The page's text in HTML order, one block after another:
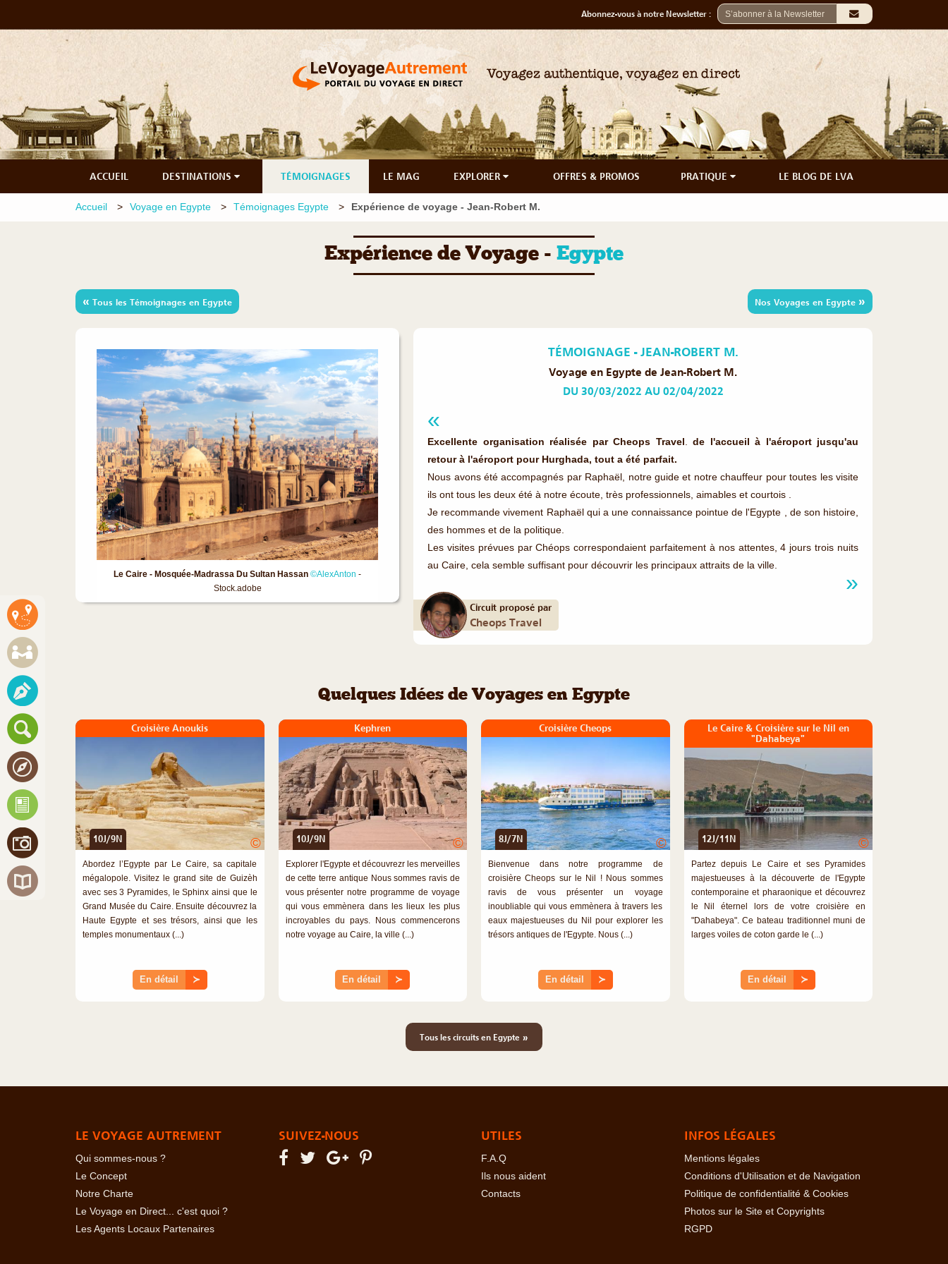
Abonnez-vous à notre Newsletter :
ACCUEIL DESTINATIONS TÉMOIGNAGES LE MAG EXPLORER OFFRES & PROMOS PRATIQUE LE BLOG DE LVA
Accueil Voyage en Egypte Témoignages Egypte Expérience de voyage - Jean-Robert M.
Expérience de Voyage - Egypte
« Tous les Témoignages en Egypte Nos Voyages en Egypte »
Le Caire - Mosquée-Madrassa Du Sultan Hassan ©AlexAnton -
Stock.adobe
TÉMOIGNAGE - JEAN-ROBERT M.
Voyage en Egypte de Jean-Robert M.
DU 30/03/2022 AU 02/04/2022
Excellente organisation réalisée par Cheops Travel .de l'accueil à l'aéroport jusqu'au
retour à l'aéroport pour Hurghada, tout a été parfait.
Nous avons été accompagnés par Raphaël, notre guide et notre chauffeur pour toutes les visite
ils ont tous les deux été à notre écoute, très professionnels, aimables et courtois .
Je recommande vivement Raphaël qui a une connaissance pointue de l'Egypte , de son histoire,
des hommes et de la politique.
Les visites prévues par Chéops correspondaient parfaitement à nos attentes, 4 jours trois nuits
au Caire, cela semble suffisant pour découvrir les principaux attraits de la ville.
Circuit proposé par
Cheops Travel
Quelques Idées de Voyages en Egypte
Croisière Anoukis
10J/9N ©
Abordez l’Egypte par Le Caire, sa capitale
mégalopole. Visitez le grand site de Guizèh
avec ses 3 Pyramides, le Sphinx ainsi que le
Grand Musée du Caire. Ensuite découvrez la
Haute Egypte et ses trésors, ainsi que les
temples monumentaux (...)
En détail ≻
Kephren
10J/9N ©
Explorer l'Egypte et découvrezr les merveilles
de cette terre antique Nous sommes ravis de
vous présenter notre programme de voyage
qui vous emmènera dans les lieux les plus
incroyables du pays. Nous commencerons
notre voyage au Caire, la ville (...)
En détail ≻
Croisière Cheops
8J/7N ©
Bienvenue dans notre programme de
croisière Cheops sur le Nil ! Nous sommes
ravis de vous présenter un voyage
inoubliable qui vous emmènera à travers les
eaux majestueuses du Nil pour explorer les
trésors antiques de l'Egypte. Nous (...)
En détail ≻
Le Caire & Croisière sur le Nil en
"Dahabeya"
12J/11N ©
Partez depuis Le Caire et ses Pyramides
majestueuses à la découverte de l'Egypte
contemporaine et pharaonique et découvrez
le Nil éternel lors de votre croisière en
"Dahabeya". Ce bateau traditionnel muni de
larges voiles de coton garde le (...)
En détail ≻
Tous les circuits en Egypte »
LE VOYAGE AUTREMENT
Qui sommes-nous ?
Le Concept
Notre Charte
Le Voyage en Direct... c'est quoi ?
Les Agents Locaux Partenaires
SUIVEZ-NOUS UTILES
F.A.Q
Ils nous aident
Contacts
INFOS LÉGALES
Mentions légales
Conditions d'Utilisation et de Navigation
Politique de confidentialité & Cookies
Photos sur le Site et Copyrights
RGPD